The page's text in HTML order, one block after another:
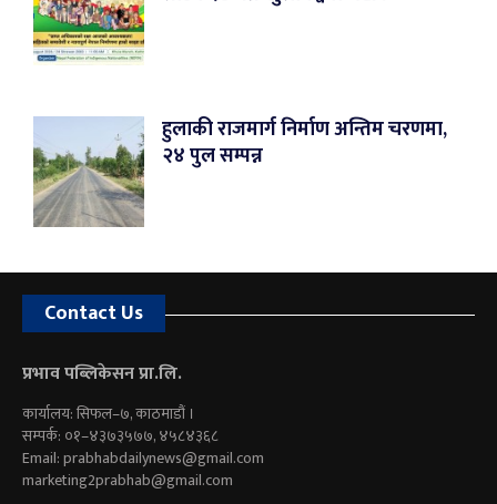
हुलाकी राजमार्ग निर्माण अन्तिम चरणमा,
२४ पुल सम्पन्न
Contact Us
प्रभाव पब्लिकेसन प्रा.लि.
कार्यालय: सिफल–७, काठमाडौं ।
सम्पर्क: ०१–४३७३५७७, ४५८४३६८
Email:prabhabdailynews@gmail.com
marketing2prabhab@gmail.com